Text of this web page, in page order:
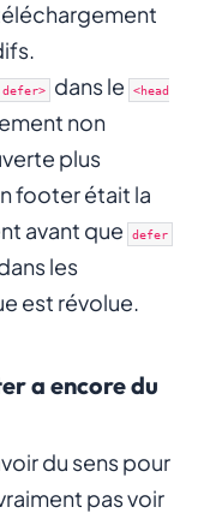
dans le <head
non
plus
footer était la
avant que
defer
les
est révolue.
a encore du
du sens pour
pas voir